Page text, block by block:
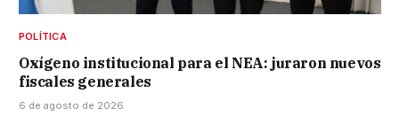
POLÍTICA
Oxígeno institucional para el NEA: juraron nuevos
fiscales generales
6 de agosto de 2026